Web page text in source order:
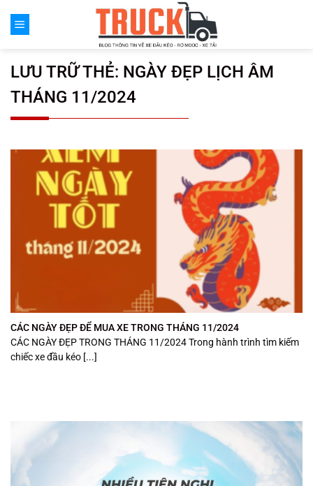
đến
LƯU TRỮ THẺ: NGÀY ĐẸP LỊCH ÂM
THÁNG 11/2024
CÁC NGÀY ĐẸP ĐỂ MUA XE TRONG THÁNG 11/2024
CÁC NGÀY ĐẸP TRONG THÁNG 11/2024 Trong hành trình tìm kiếm
chiếc xe đầu kéo [...]